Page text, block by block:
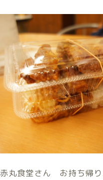
赤丸食堂さん お持ち帰り